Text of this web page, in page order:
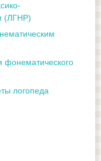
(ЛГНР)
фонематического
логопеда